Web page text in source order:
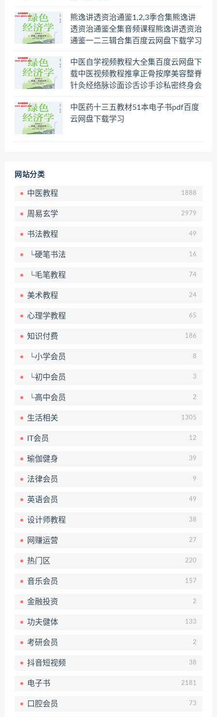
熊逸讲透资治通鉴1,2,3季合集熊逸讲
透资治通鉴全集音频课程熊逸讲透资治
通鉴一二三辑合集百度云网盘下载学习
中医自学视频教程大全集百度云网盘下
载中医视频教程推拿正骨按摩美容整脊
针灸经络脉诊面诊舌诊手诊私密终身会
中医药十三五教材51本电子书pdf百度
云网盘下载学习
网站分类
中医教程 1888
周易玄学 2979
书法教程 49
└硬笔书法 16
└毛笔教程 74
美术教程 24
心理学教程 65
知识付费 186
└小学会员 8
└初中会员 3
└高中会员 2
生活相关 1305
IT会员 12
瑜伽健身 39
法律会员 9
英语会员 49
设计师教程 38
网赚运营 27
热门区 220
音乐会员 157
金融投资 2
功夫健体 133
考研会员 2
抖音短视频 38
电子书 2181
口腔会员 73